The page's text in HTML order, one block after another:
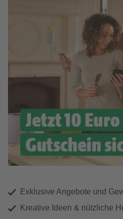
Exklusive Angebote und
Kreative Ideen & nützliche